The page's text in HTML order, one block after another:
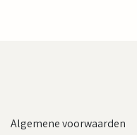
Algemene voorwaarden